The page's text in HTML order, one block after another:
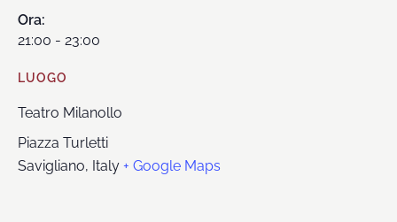
Ora:
21:00 - 23:00
LUOGO
Teatro Milanollo
Piazza Turletti
Savigliano, Italy + Google Maps